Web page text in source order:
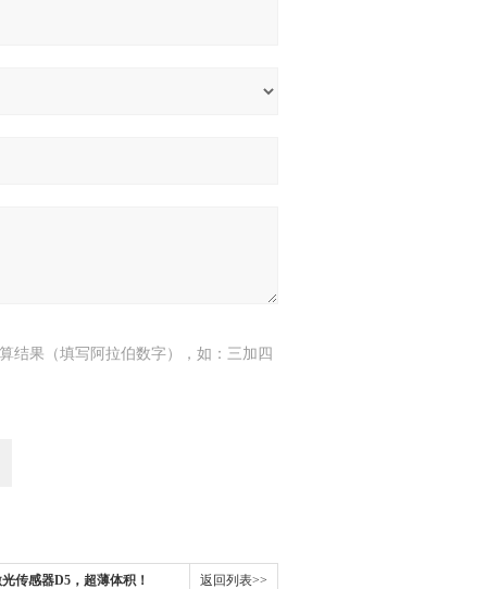
结果（填写阿拉伯数字），如：三加四
传感器D5，超薄体积！ 返回列表>>